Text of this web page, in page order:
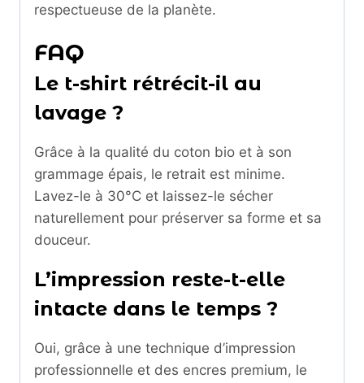
respectueuse de la planète.
FAQ
Le t-shirt rétrécit-il au
lavage ?
Grâce à la qualité du coton bio et à son
grammage épais, le retrait est minime.
Lavez-le à 30°C et laissez-le sécher
naturellement pour préserver sa forme et sa
douceur.
L’impression reste-t-elle
intacte dans le temps ?
Oui, grâce à une technique d’impression
professionnelle et des encres premium, le